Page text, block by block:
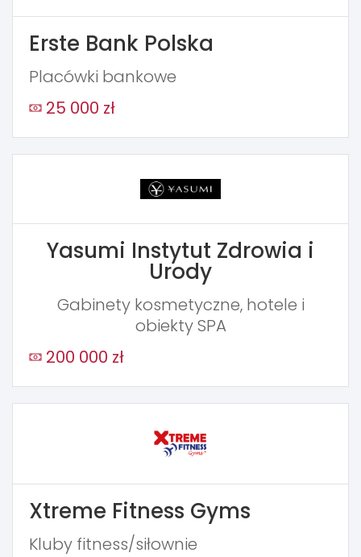
Erste Bank Polska
Placówki bankowe
25 000 zł
Yasumi Instytut Zdrowia i
Urody
Gabinety kosmetyczne, hotele i
obiekty SPA
200 000 zł
Xtreme Fitness Gyms
Kluby fitness/siłownie